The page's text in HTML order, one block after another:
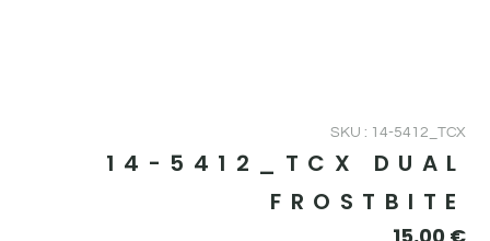
SKU : 14-5412_TCX
14-5412_TCX DUAL
FROSTBITE